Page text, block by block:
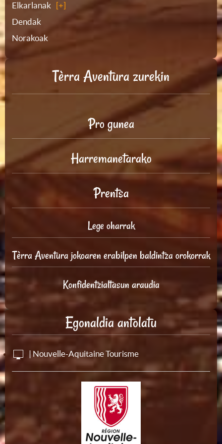
Elkarlanak
Dendak
Norakoak
Tèrra Aventura zurekin
Pro gunea
Harremanetarako
Prentsa
Lege oharrak
Tèrra Aventura jokoaren erabilpen baldintza orokorrak
Konfidentzialtasun araudia
Egonaldia antolatu
| Nouvelle-Aquitaine Tourisme